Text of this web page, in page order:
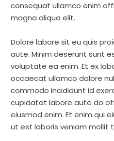
consequat ullamco enim
magna aliqua elit.
Dolore labore sit eu quis
aute. Minim deserunt sunt
voluptate ea enim. Et ex
occaecat ullamco dolore
commodo incididunt id
cupidatat labore aute do
eiusmod enim. Et enim qui
ut est laboris veniam mollit